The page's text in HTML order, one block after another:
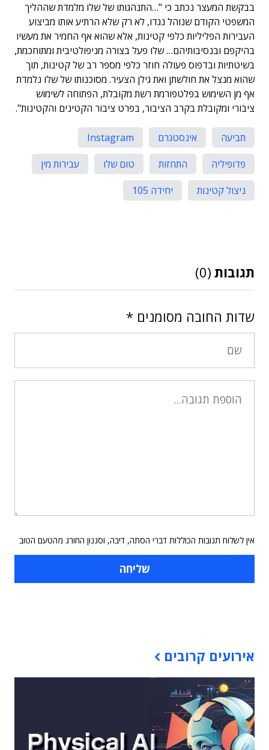
בבקשת המעצר נכתב כי "…התנהגותו של שלו מלמדת שההליך
המשפטי הקודם שנוהל נגדו, לא רק שלא הרתיע אותו מביצוע
העבירות הפליליות כלפי קטינות, אלא שהוא אף החמיר את מעשיו
בהיקפם ובנסיבותיהם… שלו פעל בצורה מניפולטיבית ומתוחכמת,
בשיטתיות ובדפוס פעולה חוזר כלפי מספר רב של קטינות, תוך
שהוא מנצל את חולשתן ואת גילן הצעיר. מסוכנותו של שלו נלמדת
אף מן השימוש בפלטפורמת רשת מקובלת, הפתוחה לשימוש
ציבורי ומקובלת בקרב הציבור, בפרט ציבור הקטינים והקטינות".
תביעה אינסטגרם
Instagram
פדופיליה
התחזות טום שלו
עבירות מין
ניצול קטינות
יחידה 105
תגובות (0)
שדות החובה מסומנים *
אין לשלוח תגובות הכוללות דברי הסתה, דיבה, וסגנון החורג מהטעם הטוב
אירועים קרובים